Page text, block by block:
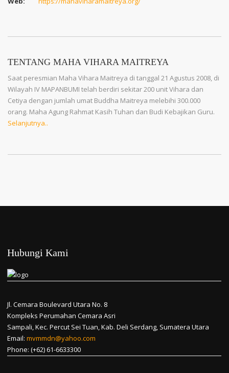
TENTANG MAHA VIHARA MAITREYA
Saat peresmian Maha Vihara Maitreya di tanggal 21 Agustus 2008, di
Wilayah IV MAPANBUMI telah berdiri sekitar 200 unit Vihara dan
Cetiya dengan jumlah umat Buddha Maitreya melebihi 300.000
orang. Maha Agung Rahmat Kasih Tuhan dan Budi Kebajikan Guru.
Selanjutnya..
Hubungi Kami
Jl. Cemara Boulevard Utara No. 8
Kompleks Perumahan Cemara Asri
Sampali, Kec. Percut Sei Tuan, Kab. Deli Serdang, Sumatera Utara
Email: mvmmdn@yahoo.com
Phone: (+62) 61-6633300